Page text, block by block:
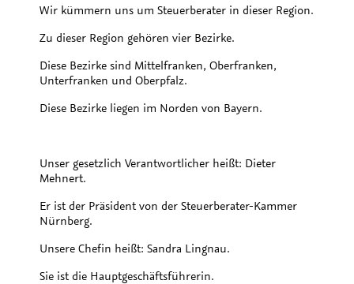
Wir kümmern uns um Steuerberater in dieser Region.
Zu dieser Region gehören vier Bezirke.
Diese Bezirke sind Mittelfranken, Oberfranken,
Unterfranken und Oberpfalz.
Diese Bezirke liegen im Norden von Bayern.
Unser gesetzlich Verantwortlicher heißt: Dieter
Mehnert.
Er ist der Präsident von der Steuerberater-Kammer
Nürnberg.
Unsere Chefin heißt: Sandra Lingnau.
Sie ist die Hauptgeschäftsführerin.